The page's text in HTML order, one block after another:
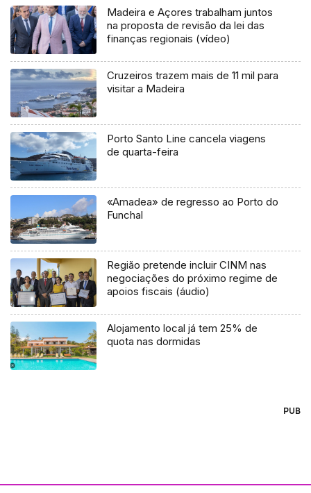
Madeira e Açores trabalham juntos
na proposta de revisão da lei das
finanças regionais (vídeo)
Cruzeiros trazem mais de 11 mil para
visitar a Madeira
Porto Santo Line cancela viagens
de quarta-feira
«Amadea» de regresso ao Porto do
Funchal
Região pretende incluir CINM nas
negociações do próximo regime de
apoios fiscais (áudio)
Alojamento local já tem 25% de
quota nas dormidas
PUB